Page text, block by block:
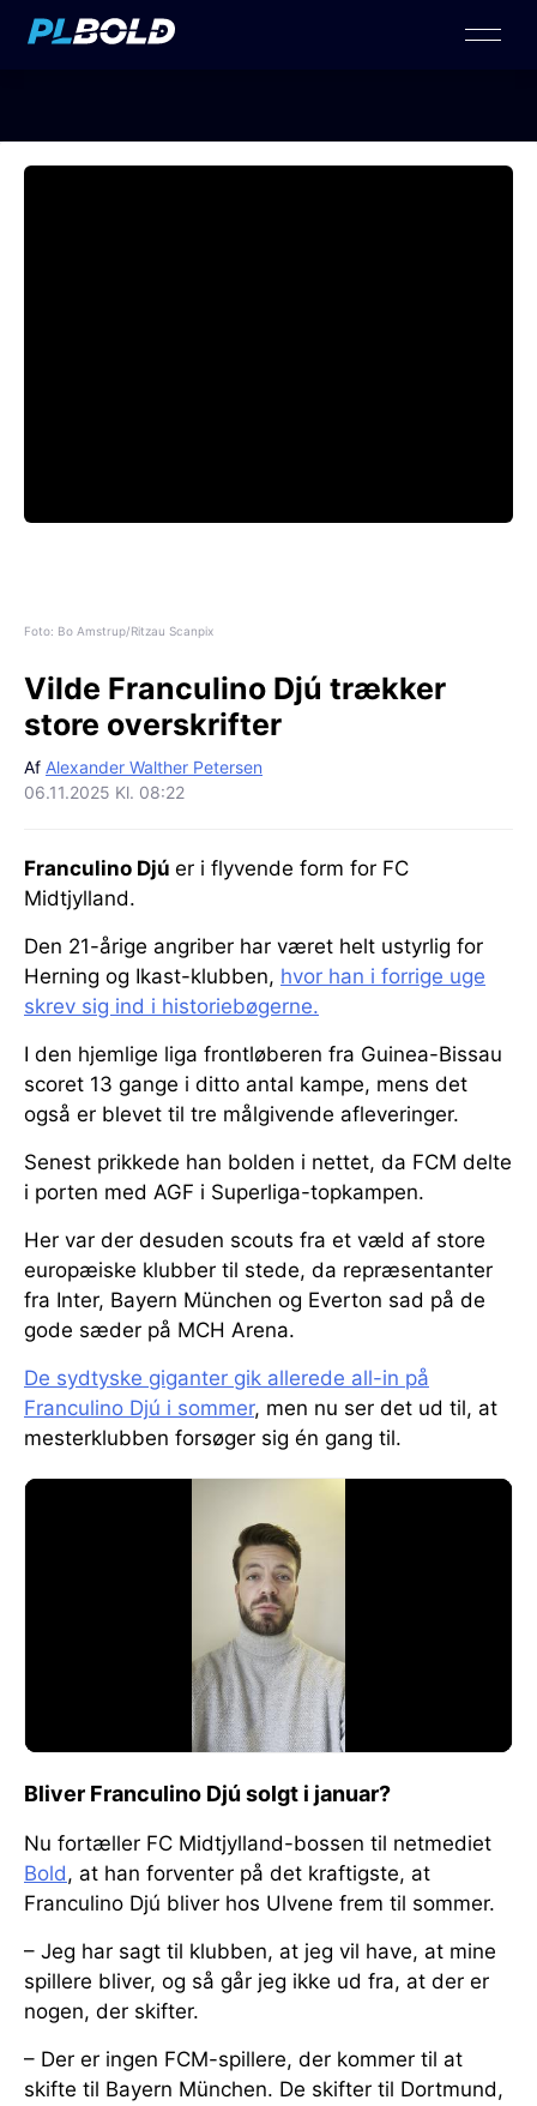
Foto: Bo Amstrup/Ritzau Scanpix
Vilde Franculino Djú trækker
store overskrifter
Af Alexander Walther Petersen
06.11.2025 Kl. 08:22
Franculino Djú er i flyvende form for FC
Midtjylland.
Den 21-årige angriber har været helt ustyrlig for
Herning og Ikast-klubben, hvor han i forrige uge
skrev sig ind i historiebøgerne.
I den hjemlige liga frontløberen fra Guinea-Bissau
scoret 13 gange i ditto antal kampe, mens det
også er blevet til tre målgivende afleveringer.
Senest prikkede han bolden i nettet, da FCM delte
i porten med AGF i Superliga-topkampen.
Her var der desuden scouts fra et væld af store
europæiske klubber til stede, da repræsentanter
fra Inter, Bayern München og Everton sad på de
gode sæder på MCH Arena.
De sydtyske giganter gik allerede all-in på
Franculino Djú i sommer, men nu ser det ud til, at
mesterklubben forsøger sig én gang til.
Bliver Franculino Djú solgt i januar?
Nu fortæller FC Midtjylland-bossen til netmediet
Bold, at han forventer på det kraftigste, at
Franculino Djú bliver hos Ulvene frem til sommer.
– Jeg har sagt til klubben, at jeg vil have, at mine
spillere bliver, og så går jeg ikke ud fra, at der er
nogen, der skifter.
– Der er ingen FCM-spillere, der kommer til at
skifte til Bayern München. De skifter til Dortmund,